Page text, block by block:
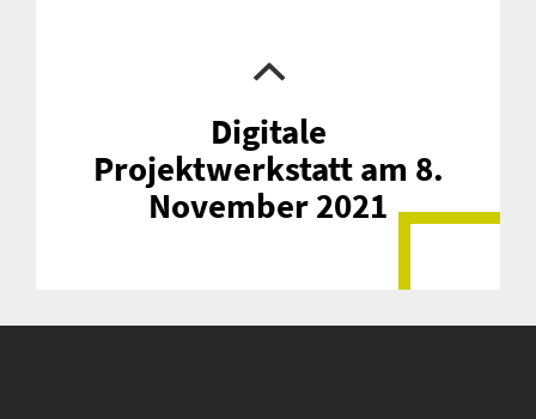
Digitale
Projektwerkstatt am 8.
November 2021